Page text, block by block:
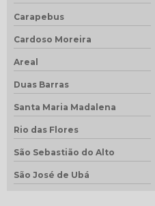
Carapebus
Cardoso Moreira
Areal
Duas Barras
Santa Maria Madalena
Rio das Flores
São Sebastião do Alto
São José de Ubá